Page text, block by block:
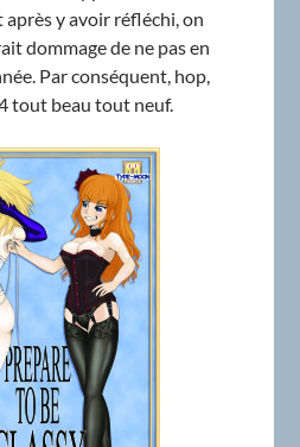
y avoir réfléchi, on
dommage de ne pas en
Par conséquent, hop,
tout beau tout neuf.